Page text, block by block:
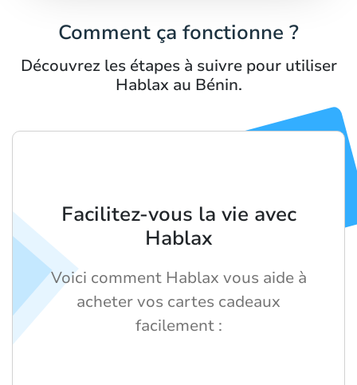
Comment ça fonctionne ?
Découvrez les étapes à suivre pour utiliser
Hablax au Bénin.
Facilitez-vous la vie avec
Hablax
Voici comment Hablax vous aide à
acheter vos cartes cadeaux
facilement :